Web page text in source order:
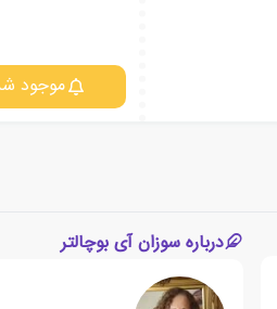
موجود
درباره سوزان آی بوچالتر